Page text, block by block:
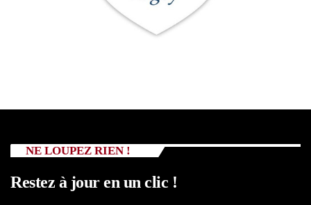
NE LOUPEZ RIEN !
Restez à jour en un clic !